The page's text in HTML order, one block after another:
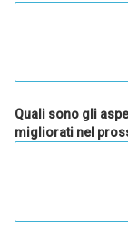
Quali sono gli
migliorati nel